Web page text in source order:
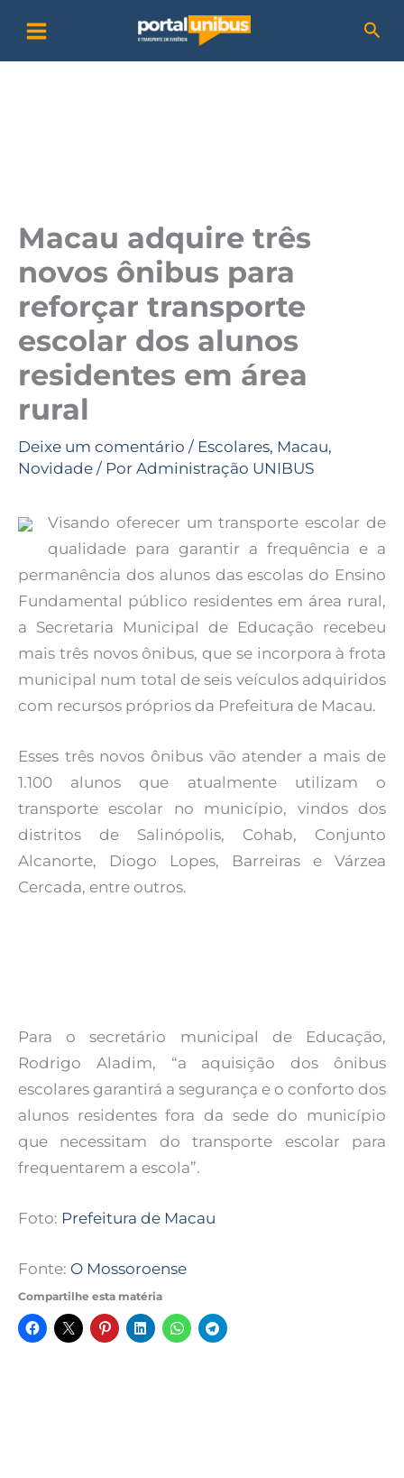
para
o
Macau adquire três
novos ônibus para
reforçar transporte
escolar dos alunos
residentes em área
rural
Deixe um comentário / Escolares, Macau,
Novidade / Por Administração UNIBUS
Visando oferecer um transporte escolar de
qualidade para garantir a frequência e a
permanência dos alunos das escolas do Ensino
Fundamental público residentes em área rural,
a Secretaria Municipal de Educação recebeu
mais três novos ônibus, que se incorpora à frota
municipal num total de seis veículos adquiridos
com recursos próprios da Prefeitura de Macau.
Esses três novos ônibus vão atender a mais de
1.100 alunos que atualmente utilizam o
transporte escolar no município, vindos dos
distritos de Salinópolis, Cohab, Conjunto
Alcanorte, Diogo Lopes, Barreiras e Várzea
Cercada, entre outros.
Para o secretário municipal de Educação,
Rodrigo Aladim, “a aquisição dos ônibus
escolares garantirá a segurança e o conforto dos
alunos residentes fora da sede do município
que necessitam do transporte escolar para
frequentarem a escola”.
Foto: Prefeitura de Macau
Fonte: O Mossoroense
Compartilhe esta matéria
a